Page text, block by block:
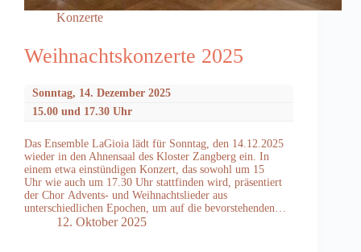
Konzerte
Weihnachtskonzerte 2025
Sonntag, 14. Dezember 2025
15.00 und 17.30 Uhr
Das Ensemble LaGioia lädt für Sonntag, den 14.12.2025
wieder in den Ahnensaal des Kloster Zangberg ein. In
einem etwa einstündigen Konzert, das sowohl um 15
Uhr wie auch um 17.30 Uhr stattfinden wird, präsentiert
der Chor Advents- und Weihnachtslieder aus
unterschiedlichen Epochen, um auf die bevorstehenden…
12. Oktober 2025